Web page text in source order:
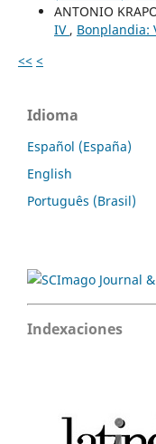
ANTONIO
IV , Bonplandia:
<< <
Idioma
Español (España)
English
Português (Brasil)
Indexaciones